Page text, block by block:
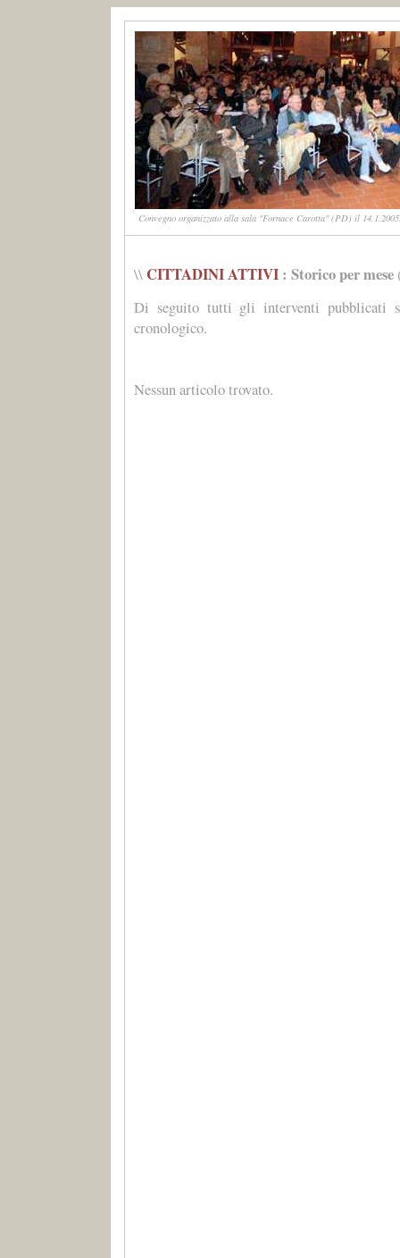
Convegno organizzato alla sala "Fornace Carotta" (PD) il
\\ CITTADINI ATTIVI : Storico per mese
Di seguito tutti gli interventi pubblicati
cronologico.
Nessun articolo trovato.